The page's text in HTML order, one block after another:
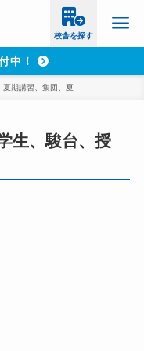
校舎を探す
中！
期講習、集団、夏
生、駿台、授